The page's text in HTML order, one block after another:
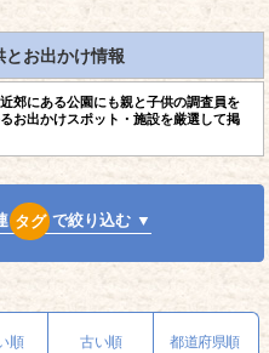
お出かけ情報
郊にある公園にも親と子供の調査員を
お出かけスポット・施設を厳選して掲
タグ で絞り込む ▼
順 古い順 都道府県順